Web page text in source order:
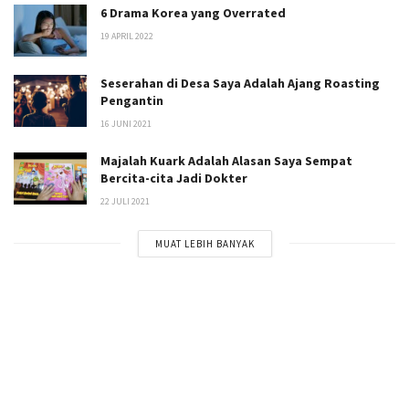
6 Drama Korea yang Overrated
19 APRIL 2022
Seserahan di Desa Saya Adalah Ajang Roasting
Pengantin
16 JUNI 2021
Majalah Kuark Adalah Alasan Saya Sempat
Bercita-cita Jadi Dokter
22 JULI 2021
MUAT LEBIH BANYAK